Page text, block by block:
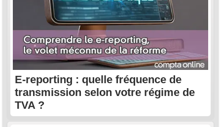
E-reporting : quelle fréquence de
transmission selon votre régime de
TVA ?